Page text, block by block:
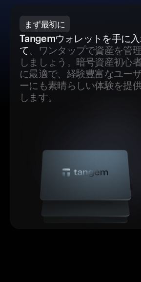
まず最初に
Tangemウォレットを手に
て、ワンタップで資産を管理
しましょう。暗号資産初心
に最適で、経験豊富なユー
ーにも素晴らしい体験を提
します。